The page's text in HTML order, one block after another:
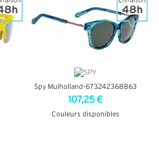
Spy Mulholland-673242368863
107,25 €
Couleurs disponibles